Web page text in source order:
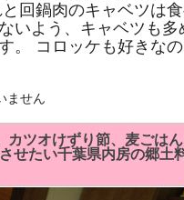
回鍋肉のキャベツは
いよう、キャベツも多
。 コロッケも好きな
ません
カツオけずり節、麦ごは
せたい千葉県内房の郷土